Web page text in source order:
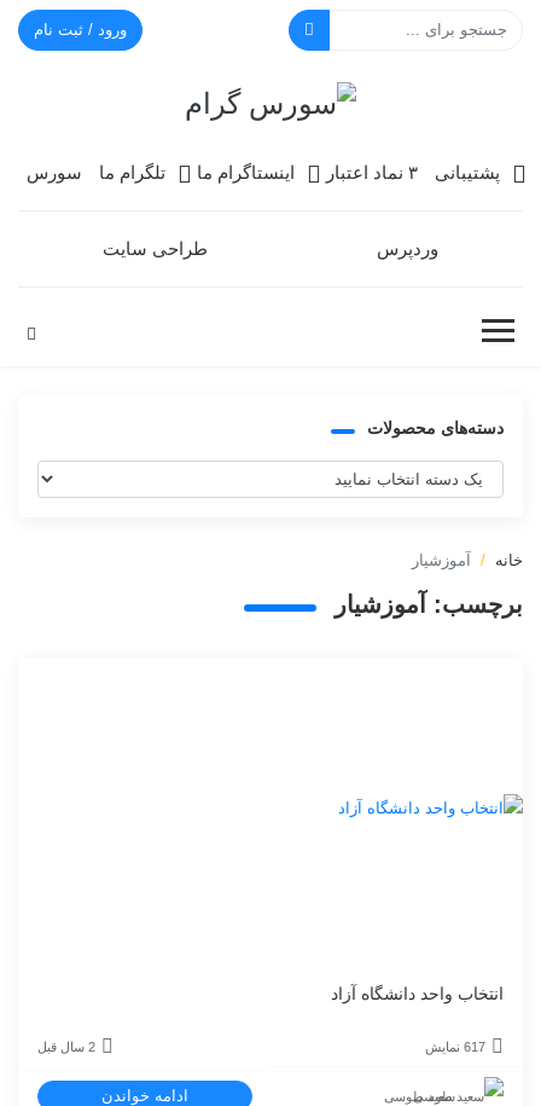
ورود / ثبت نام
پشتیبانی ۳ نماد اعتبار اینستاگرام ما تلگرام ما سورس
وردپرس طراحی سایت
دسته‌های محصولات
خانه آموزشیار
برچسب: آموزشیار
انتخاب واحد دانشگاه آزاد
617 نمایش 2 سال قبل
سعید طوسی ادامه خواندن